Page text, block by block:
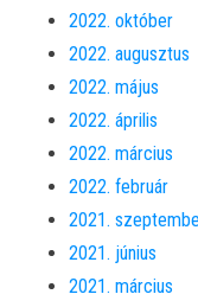
2022. október
2022. augusztus
2022. május
2022. április
2022. március
2022. február
2021.
2021. június
2021. március